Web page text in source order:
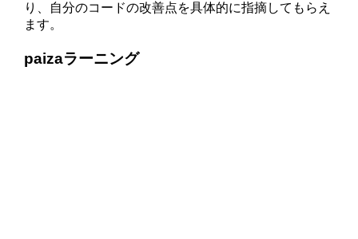
り、自分のコードの改善点を具体的に指摘してもらえ
ます。
paizaラーニング